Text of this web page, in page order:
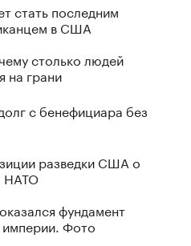
стать последним
в США
столько людей
на грани
с бенефициара без
разведки США о
НАТО
фундамент
Фото